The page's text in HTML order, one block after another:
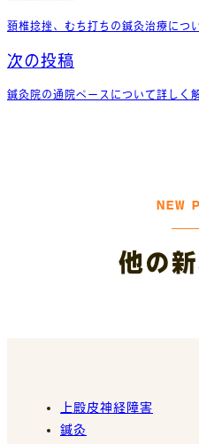
頚椎捻挫、むち打ちの鍼灸治療につ
次の投稿
鍼灸院の通院ペースについて詳しく
NEW
他の
上殿皮神経障害
鍼灸